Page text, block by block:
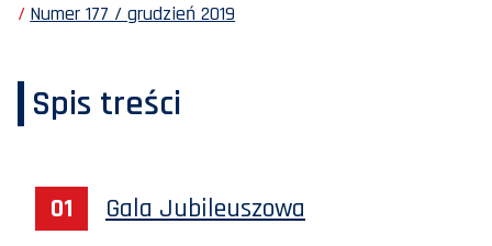
Numer 177 / grudzień 2019
Spis treści
Gala Jubileuszowa